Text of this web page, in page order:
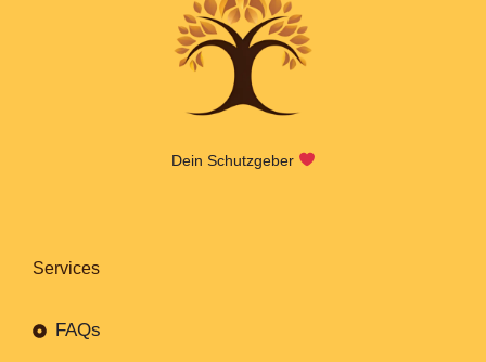
Dein Schutzgeber
Services
FAQs